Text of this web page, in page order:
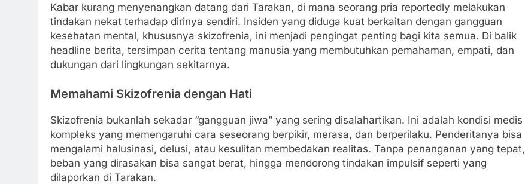
Kabar kurang menyenangkan datang dari Tarakan, di mana seorang pria reportedly melakukan
tindakan nekat terhadap dirinya sendiri. Insiden yang diduga kuat berkaitan dengan gangguan
kesehatan mental, khususnya skizofrenia, ini menjadi pengingat penting bagi kita semua. Di balik
headline berita, tersimpan cerita tentang manusia yang membutuhkan pemahaman, empati, dan
dukungan dari lingkungan sekitarnya.
Memahami Skizofrenia dengan Hati
Skizofrenia bukanlah sekadar “gangguan jiwa” yang sering disalahartikan. Ini adalah kondisi medis
kompleks yang memengaruhi cara seseorang berpikir, merasa, dan berperilaku. Penderitanya bisa
mengalami halusinasi, delusi, atau kesulitan membedakan realitas. Tanpa penanganan yang tepat,
beban yang dirasakan bisa sangat berat, hingga mendorong tindakan impulsif seperti yang
dilaporkan di Tarakan.